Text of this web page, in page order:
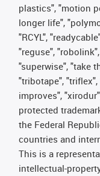
plastics", "motion
longer life",
"RCYL",
"reguse",
"superwise", "take
"tribotape",
improves",
protected
the Federal
countries and
This is a
intellectual-